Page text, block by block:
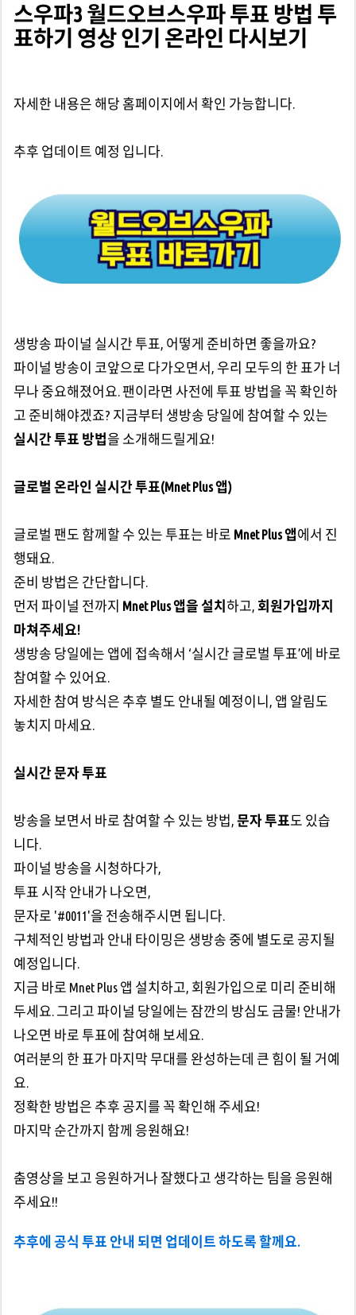
스우파3 월드오브스우파 투표 방법 투
표하기 영상 인기 온라인 다시보기
자세한 내용은 해당 홈페이지에서 확인 가능합니다.
추후 업데이트 예정 입니다.
생방송 파이널 실시간 투표, 어떻게 준비하면 좋을까요?
파이널 방송이 코앞으로 다가오면서, 우리 모두의 한 표가 너
무나 중요해졌어요. 팬이라면 사전에 투표 방법을 꼭 확인하
고 준비해야겠죠? 지금부터 생방송 당일에 참여할 수 있는
실시간 투표 방법을 소개해드릴게요!
글로벌 온라인 실시간 투표(Mnet Plus 앱)
글로벌 팬도 함께할 수 있는 투표는 바로 Mnet Plus 앱에서 진
행돼요.
준비 방법은 간단합니다.
먼저 파이널 전까지 Mnet Plus 앱을 설치 하고, 회원가입까지
마쳐주세요!
생방송 당일에는 앱에 접속해서 ‘실시간 글로벌 투표’에 바로
참여할 수 있어요.
자세한 참여 방식은 추후 별도 안내될 예정이니, 앱 알림도
놓치지 마세요.
실시간 문자 투표
방송을 보면서 바로 참여할 수 있는 방법, 문자 투표 도 있습
니다.
파이널 방송을 시청하다가,
투표 시작 안내가 나오면,
문자로 '#0011'을 전송해주시면 됩니다.
구체적인 방법과 안내 타이밍은 생방송 중에 별도로 공지될
예정입니다.
지금 바로 Mnet Plus 앱 설치하고, 회원가입으로 미리 준비해
두세요. 그리고 파이널 당일에는 잠깐의 방심도 금물! 안내가
나오면 바로 투표에 참여해 보세요.
여러분의 한 표가 마지막 무대를 완성하는데 큰 힘이 될 거예
요.
정확한 방법은 추후 공지를 꼭 확인해 주세요!
마지막 순간까지 함께 응원해요!
춤영상을 보고 응원하거나 잘했다고 생각하는 팀을 응원해
주세요!!
추후에 공식 투표 안내 되면 업데이트 하도록 할께요.